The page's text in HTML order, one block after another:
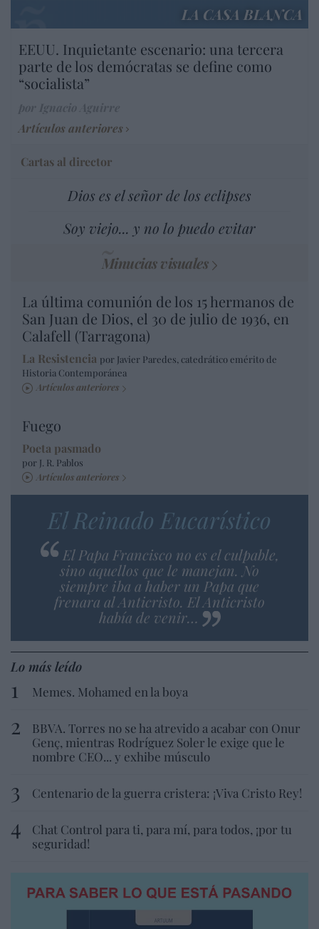
LA CASA BLANCA
EEUU. Inquietante escenario: una tercera
parte de los demócratas se define como
“socialista”
Artículos anteriores
Cartas al director
Dios es el señor de los eclipses
Soy viejo... y no lo puedo evitar
Minucias visuales
La última comunión de los 15 hermanos de
San Juan de Dios, el 30 de julio de 1936, en
Calafell (Tarragona)
La Resistencia por Javier Paredes, catedrático emérito de
Historia Contemporánea
Artículos anteriores
Fuego
Poeta pasmado
por J. R. Pablos
Artículos anteriores
El Reinado Eucarístico
El Papa Francisco no es el culpable,
sino aquellos que le manejan. No
siempre iba a haber un Papa que
frenara al Anticristo. El Anticristo
había de venir…
Lo más leído
Memes. Mohamed en la boya
BBVA. Torres no se ha atrevido a acabar con Onur
Genç, mientras Rodríguez Soler le exige que le
nombre CEO... y exhibe músculo
Centenario de la guerra cristera: ¡Viva Cristo Rey!
Chat Control para ti, para mí, para todos, ¡por tu
seguridad!